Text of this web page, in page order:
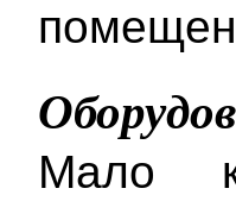
Мало